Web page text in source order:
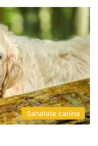
Sanatate canina